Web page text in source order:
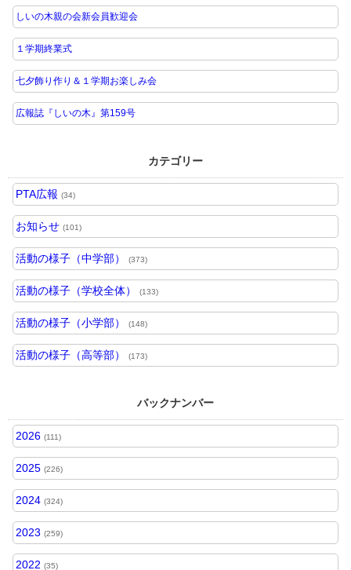
しいの木親の会新会員歓迎会
１学期終業式
七夕飾り作り＆１学期お楽しみ会
広報誌『しいの木』第159号
カテゴリー
PTA広報 (34)
お知らせ (101)
活動の様子（中学部） (373)
活動の様子（学校全体） (133)
活動の様子（小学部） (148)
活動の様子（高等部） (173)
バックナンバー
2026 (111)
2025 (226)
2024 (324)
2023 (259)
2022 (35)